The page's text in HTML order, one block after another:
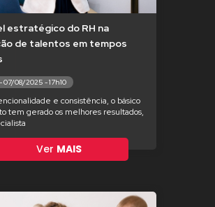
estratégico do RH na
de talentos em tempos
07/08/2025 - 17h10
e consistência, o básico
tem gerado os melhores resultados,
Ver MAIS